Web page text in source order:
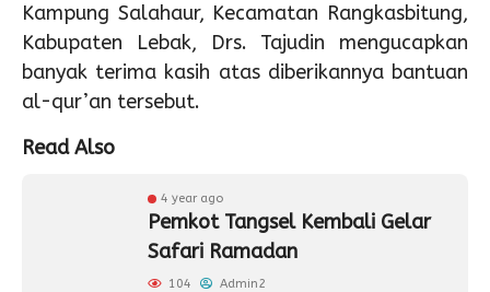
Kampung Salahaur, Kecamatan Rangkasbitung,
Kabupaten Lebak, Drs. Tajudin mengucapkan
banyak terima kasih atas diberikannya bantuan
al-qur’an tersebut.
Read Also
4 year ago
Pemkot Tangsel Kembali Gelar
Safari Ramadan
104 Admin2